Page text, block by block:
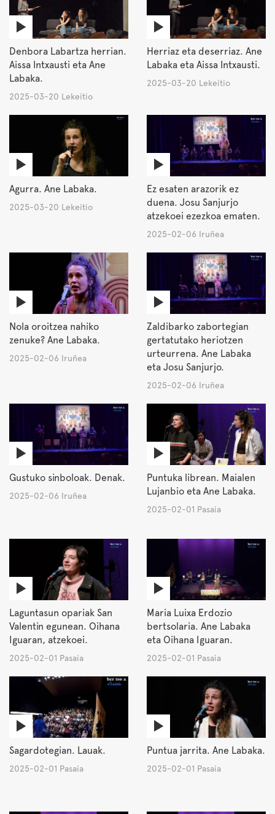
Denbora Labartza herrian.
Aissa Intxausti eta Ane
Labaka.
2025-03-20 Lekeitio
Herriaz eta deserriaz. Ane
Labaka eta Aissa Intxausti.
2025-03-20 Lekeitio
Agurra. Ane Labaka.
2025-03-20 Lekeitio
Ez esaten arazorik ez
duena. Josu Sanjurjo
atzekoei ezezkoa ematen.
2025-02-06 Iruñea
Nola oroitzea nahiko
zenuke? Ane Labaka.
2025-02-06 Iruñea
Zaldibarko zabortegian
gertatutako heriotzen
urteurrena. Ane Labaka
eta Josu Sanjurjo.
2025-02-06 Iruñea
Gustuko sinboloak. Denak.
2025-02-06 Iruñea
Puntuka librean. Maialen
Lujanbio eta Ane Labaka.
2025-02-01 Pasaia
Laguntasun opariak San
Valentin egunean. Oihana
Iguaran, atzekoei.
2025-02-01 Pasaia
Maria Luixa Erdozio
bertsolaria. Ane Labaka
eta Oihana Iguaran.
2025-02-01 Pasaia
Sagardotegian. Lauak.
2025-02-01 Pasaia
Puntua jarrita. Ane Labaka.
2025-02-01 Pasaia